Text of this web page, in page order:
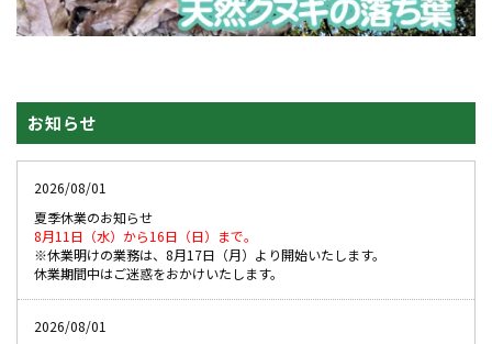
お知らせ
2026/08/01
夏季休業のお知らせ
8月11日（水）から16日（日）まで。
※休業明けの業務は、8月17日（月）より開始いたします。
休業期間中はご迷惑をおかけいたします。
2026/08/01